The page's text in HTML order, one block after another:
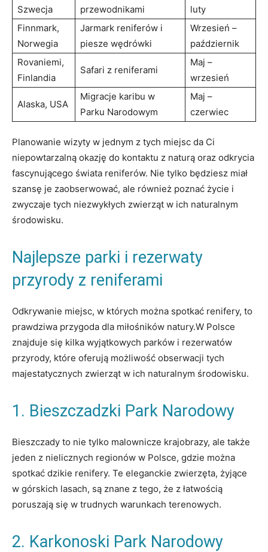
Szwecja
przewodnikami
luty
Finnmark,
Norwegia
Jarmark reniferów i
piesze wędrówki
Wrzesień –
październik
Rovaniemi,
Finlandia
Safari z reniferami
Maj –
wrzesień
Alaska, USA
Migracje karibu w
Parku Narodowym
Maj –
czerwiec
Planowanie wizyty w jednym z tych miejsc da Ci
niepowtarzalną okazję do kontaktu z naturą oraz odkrycia
fascynującego świata reniferów. Nie tylko będziesz miał
szansę je zaobserwować, ale również poznać życie i
zwyczaje tych niezwykłych zwierząt w ich naturalnym
środowisku.
Najlepsze parki i rezerwaty
przyrody z reniferami
Odkrywanie miejsc, w których można spotkać renifery, to
prawdziwa przygoda dla miłośników natury.W Polsce
znajduje się kilka wyjątkowych parków i rezerwatów
przyrody, które oferują możliwość obserwacji tych
majestatycznych zwierząt w ich naturalnym środowisku.
1. Bieszczadzki Park Narodowy
Bieszczady to nie tylko malownicze krajobrazy, ale także
jeden z nielicznych regionów w Polsce, gdzie można
spotkać dzikie renifery. Te eleganckie zwierzęta, żyjące
w górskich lasach, są znane z tego, że z łatwością
poruszają się w trudnych warunkach terenowych.
2. Karkonoski Park Narodowy